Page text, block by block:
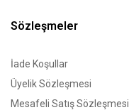
Sözleşmeler
İade Koşullar
Üyelik Sözleşmesi
Mesafeli Satış Sözleşmesi